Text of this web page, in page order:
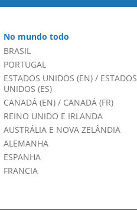
No mundo todo
BRASIL
PORTUGAL
ESTADOS UNIDOS (EN)/ ESTADOS
UNIDOS (ES)
CANADÁ (EN)/ CANADÁ (FR)
REINO UNIDO E IRLANDA
AUSTRÁLIA E NOVA ZELÂNDIA
ALEMANHA
ESPANHA
FRANCIA